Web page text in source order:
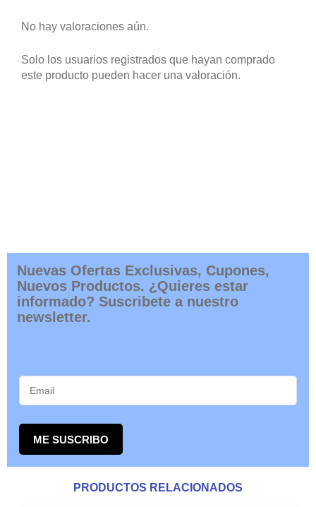
No hay valoraciones aún.
Solo los usuarios registrados que hayan comprado
este producto pueden hacer una valoración.
Nuevas Ofertas Exclusivas, Cupones,
Nuevos Productos. ¿Quieres estar
informado? Suscribete a nuestro
newsletter.
ME SUSCRIBO
PRODUCTOS RELACIONADOS